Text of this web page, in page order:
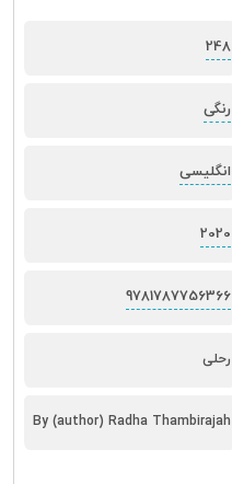
248
رنگی
انگلیسی
2020
9781787756366
رحلی
By (author) Radha Thambirajah